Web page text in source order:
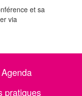
et sa
via
Agenda
pratiques